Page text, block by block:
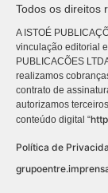
Todos os direitos
A ISTOÉ
vinculação editorial
PUBLICACÕES
realizamos
contrato de
autorizamos
conteúdo digital “
Política de